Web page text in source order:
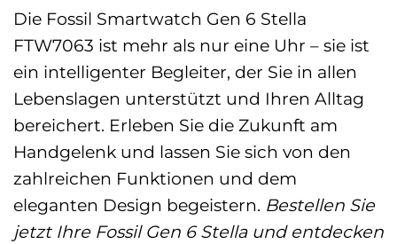
Die Fossil Smartwatch Gen 6 Stella
FTW7063 ist mehr als nur eine Uhr – sie ist
ein intelligenter Begleiter, der Sie in allen
Lebenslagen unterstützt und Ihren Alltag
bereichert. Erleben Sie die Zukunft am
Handgelenk und lassen Sie sich von den
zahlreichen Funktionen und dem
eleganten Design begeistern. Bestellen Sie
jetzt Ihre Fossil Gen 6 Stella und entdecken